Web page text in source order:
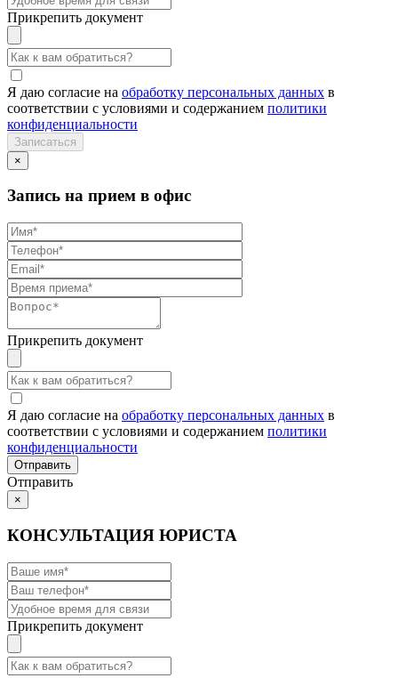
Прикрепить документ
Я даю согласие на обработку персональных данных в
соответствии с условиями и содержанием политики
конфиденциальности
×
Запись на прием в офис
Прикрепить документ
Я даю согласие на обработку персональных данных в
соответствии с условиями и содержанием политики
конфиденциальности
Отправить
×
КОНСУЛЬТАЦИЯ ЮРИСТА
Прикрепить документ